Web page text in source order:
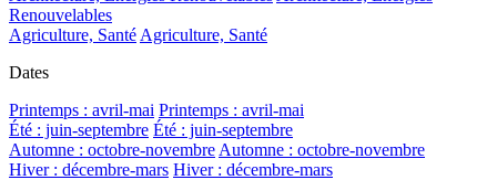
Renouvelables
Agriculture, Santé Agriculture, Santé
Dates
Printemps : avril-mai Printemps : avril-mai
Été : juin-septembre Été : juin-septembre
Automne : octobre-novembre Automne : octobre-novembre
Hiver : décembre-mars Hiver : décembre-mars